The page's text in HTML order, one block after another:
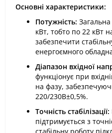
Основні характеристики:
Потужність:
кВт, тобто по 22 кВт
забезпечити
енергоємного
Діапазон вхідної
функціонує при
на фазу,
220/230В±0,5%.
Точність стабілізації:
підтримується з